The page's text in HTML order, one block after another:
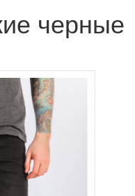
черные